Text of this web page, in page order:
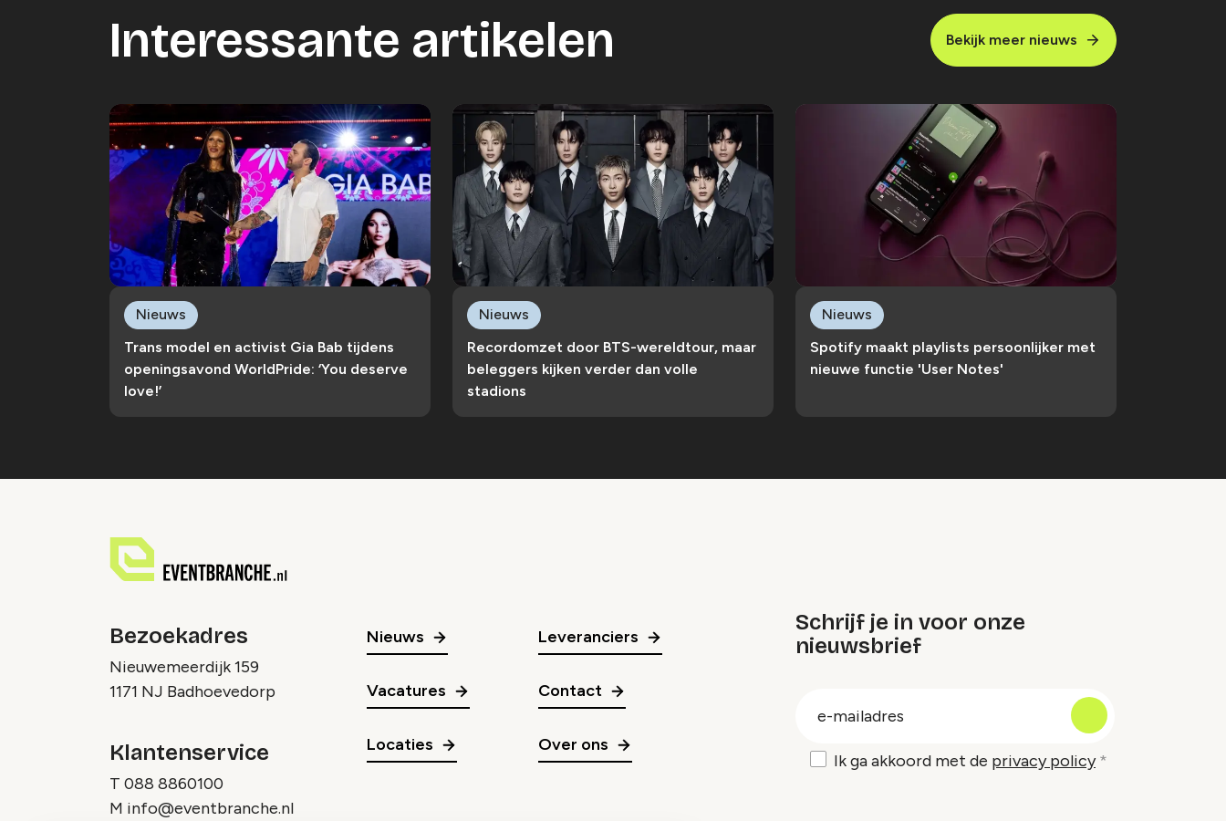
Interessante artikelen Bekijk meer nieuws
Trans model en activist Gia Bab tijdens
openingsavond WorldPride: ‘You deserve
love!’
Nieuws
Recordomzet door BTS-wereldtour, maar
beleggers kijken verder dan volle
stadions
Nieuws
Spotify maakt playlists persoonlijker met
nieuwe functie 'User Notes'
Nieuws
Bezoekadres
Nieuwemeerdijk 159
1171 NJ Badhoevedorp
Klantenservice
T 088 8860100
M info@eventbranche.nl
Nieuws
Vacatures
Locaties
Leveranciers
Contact
Over ons
Schrijf je in voor onze
nieuwsbrief
Ik ga akkoord met de privacy policy